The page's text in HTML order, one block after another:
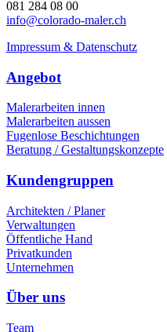
081 284 08 00
info@colorado-maler.ch
Impressum & Datenschutz
Angebot
Malerarbeiten innen
Malerarbeiten aussen
Fugenlose Beschichtungen
Beratung / Gestaltungskonzepte
Kundengruppen
Architekten / Planer
Verwaltungen
Öffentliche Hand
Privatkunden
Unternehmen
Über uns
Team